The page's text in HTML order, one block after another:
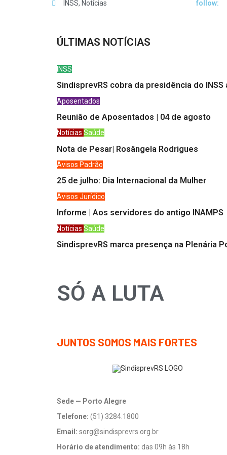
INSS, Notícias follow:
ÚLTIMAS NOTÍCIAS
INSS
SindisprevRS cobra da presidência do INSS
Aposentados
Reunião de Aposentados | 04 de agosto
Notícias Saúde
Nota de Pesar| Rosângela Rodrigues
Avisos Padrão
25 de julho: Dia Internacional da Mulher
Avisos Jurídico
Informe | Aos servidores do antigo INAMPS
Notícias Saúde
SindisprevRS marca presença na Plenária
SÓ A LUTA
JUNTOS SOMOS MAIS FORTES
Sede — Porto Alegre
Telefone: (51) 3284.1800
Email: sorg@sindisprevrs.org.br
Horário de atendimento: das 09h às 18h